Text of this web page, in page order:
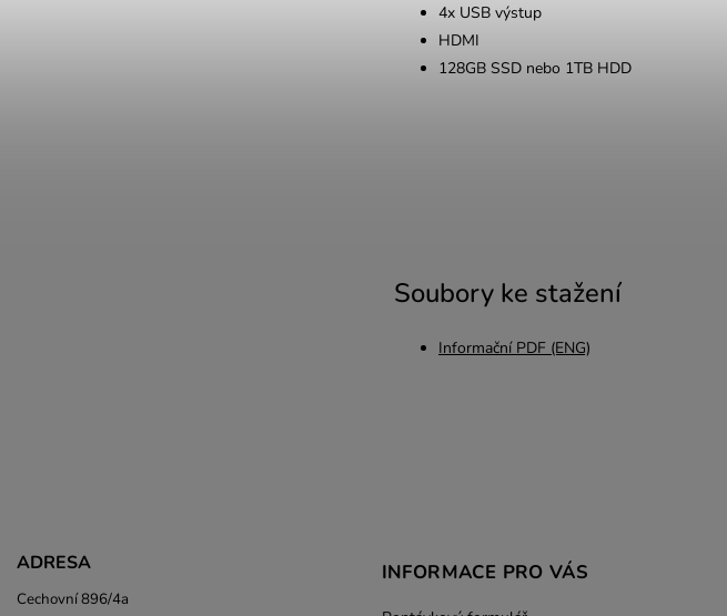
4x USB výstup
HDMI
128GB SSD nebo 1TB HDD
Soubory ke stažení
Informační PDF (ENG)
ADRESA
Cechovní 896/4a
INFORMACE PRO VÁS